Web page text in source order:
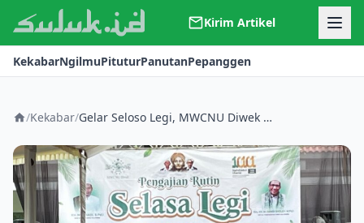
Kirim Artikel
Kerjasama
Kontak
KekabarNgilmuPituturPanutanPepanggen
/Kekabar/ Gelar Seloso Legi, MWCNU Diwek Berikan Periksa Kesehatan Gratis dan Pengajian Umum